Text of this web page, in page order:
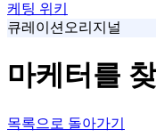
케팅 위키
큐레이션 오리지널
마케터를
목록으로 돌아가기